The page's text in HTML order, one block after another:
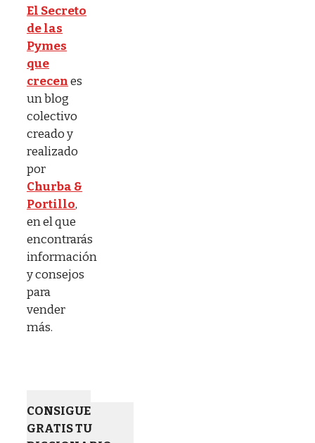
El Secreto
de las
Pymes
que
crecenes
un blog
colectivo
creado y
realizado
por
Churba &
Portillo,
en el que
encontrarás
información
y consejos
para
vender
más.
CONSIGUE
GRATIS TU